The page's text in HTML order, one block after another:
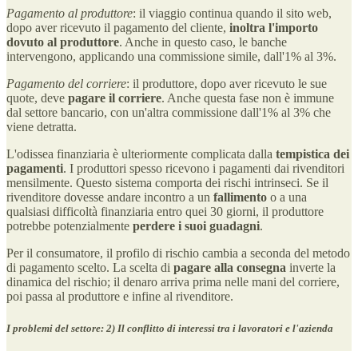
Pagamento al produttore: il viaggio continua quando il sito web,
dopo aver ricevuto il pagamento del cliente, inoltra l'importo
dovuto al produttore. Anche in questo caso, le banche
intervengono, applicando una commissione simile, dall'1% al 3%.
Pagamento del corriere: il produttore, dopo aver ricevuto le sue
quote, deve pagare il corriere. Anche questa fase non è immune
dal settore bancario, con un'altra commissione dall'1% al 3% che
viene detratta.
L'odissea finanziaria è ulteriormente complicata dalla tempistica dei
pagamenti. I produttori spesso ricevono i pagamenti dai rivenditori
mensilmente. Questo sistema comporta dei rischi intrinseci. Se il
rivenditore dovesse andare incontro a un fallimento o a una
qualsiasi difficoltà finanziaria entro quei 30 giorni, il produttore
potrebbe potenzialmente perdere i suoi guadagni.
Per il consumatore, il profilo di rischio cambia a seconda del metodo
di pagamento scelto. La scelta di pagare alla consegna inverte la
dinamica del rischio; il denaro arriva prima nelle mani del corriere,
poi passa al produttore e infine al rivenditore.
I problemi del settore: 2) Il conflitto di interessi tra i lavoratori e l'azienda